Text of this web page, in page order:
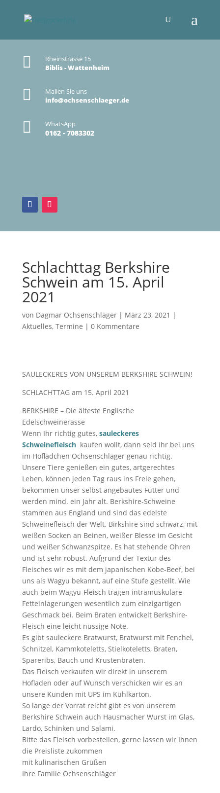

Rheinstrasse 15
Biblis - Wattenheim

Mailen Sie uns
info@ochsenschlaeger.de
 WhatsApp
0162 - 7083302
Schlachttag Berkshire
Schwein am 15. April
2021
von Dagmar Ochsenschläger| März 23, 2021 |
Aktuelles, Termine | 0 Kommentare
SAULECKERES VON UNSEREM BERKSHIRE SCHWEIN!
SCHLACHTTAG am 15. April 2021
BERKSHIRE – Die älteste Englische
Edelschweinerasse
Wenn Ihr richtig gutes, sauleckeres
Schweinefleisch kaufen wollt, dann seid Ihr bei uns
im Hoflädchen Ochsenschläger genau richtig.
Unsere Tiere genießen ein gutes, artgerechtes
Leben, können jeden Tag raus ins Freie gehen,
bekommen unser selbst angebautes Futter und
werden mind. ein Jahr alt. Berkshire-Schweine
stammen aus England und sind das edelste
Schweinefleisch der Welt. Birkshire sind schwarz, mit
weißen Socken an Beinen, weißer Blesse im Gesicht
und weißer Schwanzspitze. Es hat stehende Ohren
und ist sehr robust. Aufgrund der Textur des
Fleisches wir es mit dem japanischen Kobe-Beef, bei
uns als Wagyu bekannt, auf eine Stufe gestellt. Wie
auch beim Wagyu-Fleisch tragen intramuskuläre
Fetteinlagerungen wesentlich zum einzigartigen
Geschmack bei. Beim Braten entwickelt Berkshire-
Fleisch eine leicht nussige Note.
Es gibt sauleckere Bratwurst, Bratwurst mit Fenchel,
Schnitzel, Kammkoteletts, Stielkoteletts, Braten,
Spareribs, Bauch und Krustenbraten.
Das Fleisch verkaufen wir direkt in unserem
Hofladen oder auf Wunsch verschicken wir es an
unsere Kunden mit UPS im Kühlkarton.
So lange der Vorrat reicht gibt es von unserem
Berkshire Schwein auch Hausmacher Wurst im Glas,
Lardo, Schinken und Salami.
Bitte das Fleisch vorbestellen, gerne lassen wir Ihnen
die Preisliste zukommen
mit kulinarischen Grüßen
Ihre Familie Ochsenschläger